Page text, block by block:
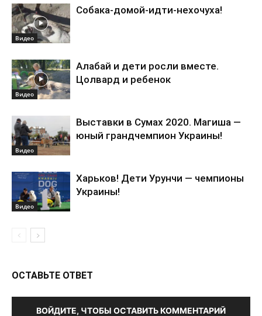
Видео
Собака-домой-идти-нехочуха!
Видео
Алабай и дети росли вместе.
Цолвард и ребенок
Видео
Выставки в Сумах 2020. Магиша —
юный грандчемпион Украины!
Видео
Харьков! Дети Урунчи — чемпионы
Украины!
ОСТАВЬТЕ ОТВЕТ
ВОЙДИТЕ, ЧТОБЫ ОСТАВИТЬ КОММЕНТАРИЙ